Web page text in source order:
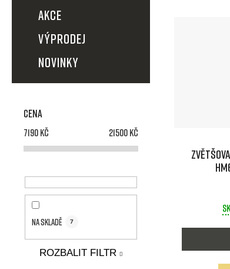
AKCE
VÝPRODEJ
NOVINKY
Cena
7190Kč 21500Kč
Na skladě 7
ROZBALIT FILTR